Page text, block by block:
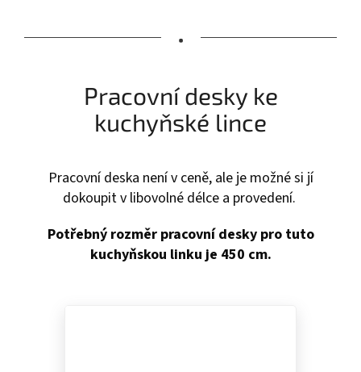
•
Pracovní desky ke
kuchyňské lince
Pracovní deska není v ceně, ale je možné si jí
dokoupit v libovolné délce a provedení.
Potřebný rozměr pracovní desky pro tuto
kuchyňskou linku je 450 cm.